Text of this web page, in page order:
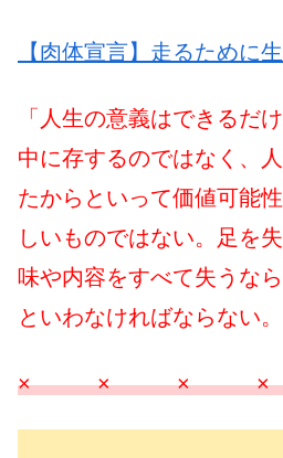
【肉体宣言】走るために
「人生の意義はできるだ
中に存するのではなく、
たからといって価値可能
しいものではない。足を
味や内容をすべて失うな
といわなければならない。
× × ×